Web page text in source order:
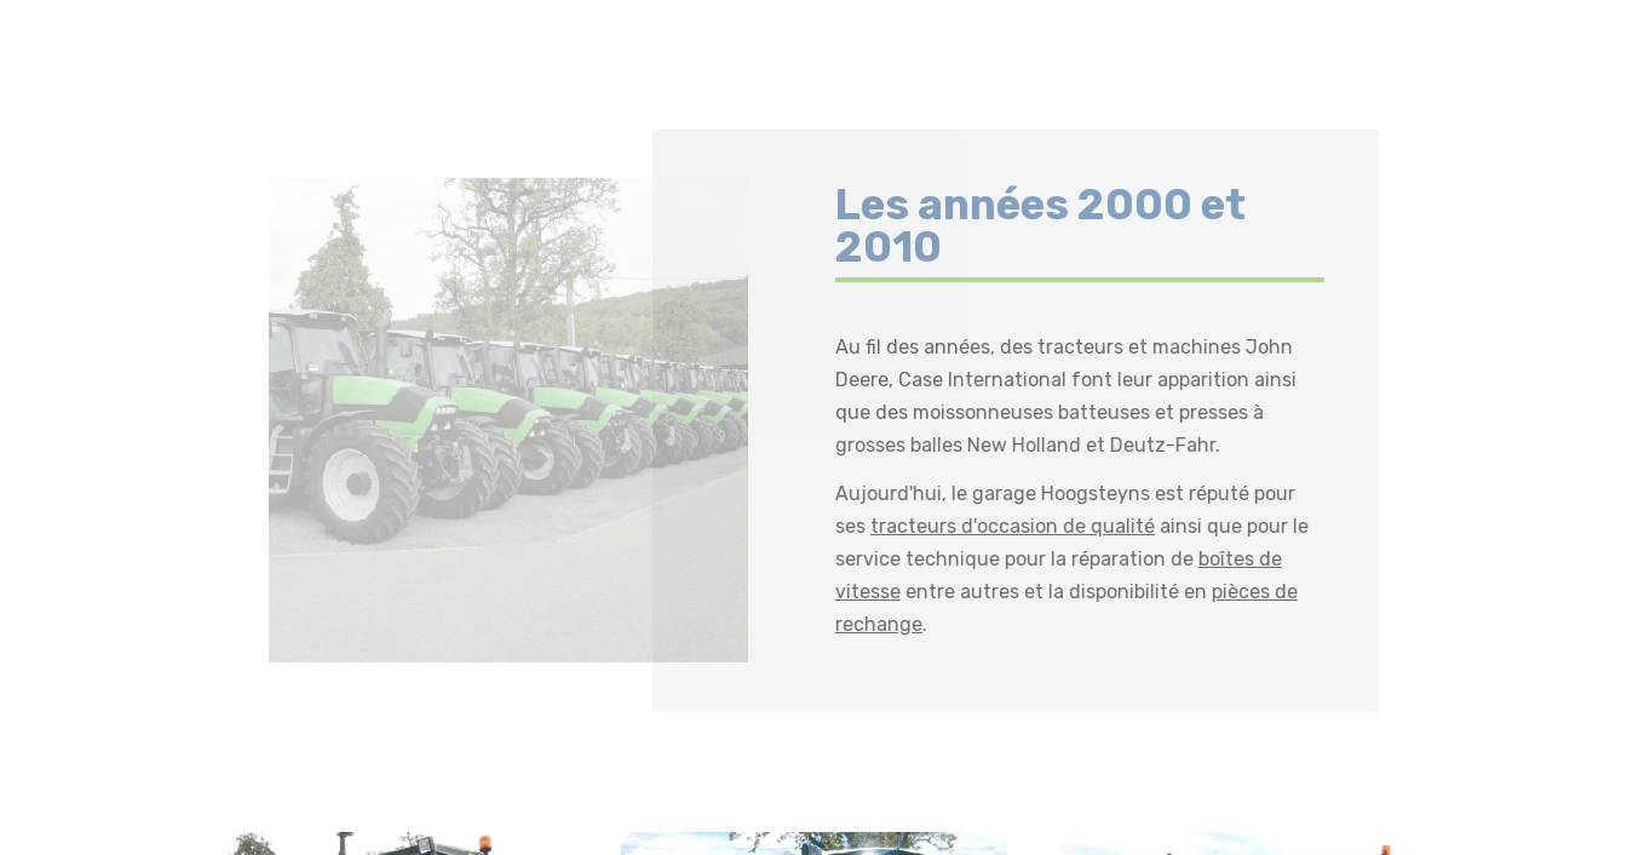
Les années 2000 et
2010
Au fil des années, des tracteurs et machines John
Deere, Case International font leur apparition ainsi
que des moissonneuses batteuses et presses à
grosses balles New Holland et Deutz-Fahr.
Aujourd'hui, le garage Hoogsteyns est réputé pour
ses tracteurs d'occasion de qualitéainsi que pour le
service technique pour la réparation de boîtes de
vitesseentre autres et la disponibilité en pièces de
rechange.